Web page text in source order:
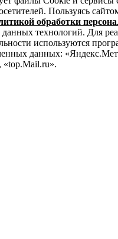
Пользуясь
обработки
технологий. Для
используются
данных:
«top.Mail.ru».